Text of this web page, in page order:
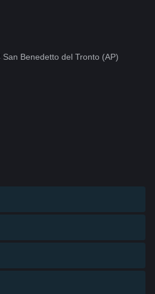
Benedetto del Tronto (AP)